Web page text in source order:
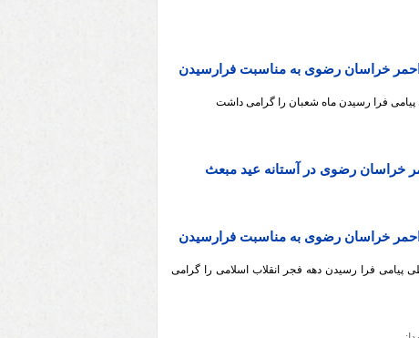
احمر خراسان رضوی به مناسبت فرارسیدن
فرا رسیدن ماه شعبان را گرامی داشت
خراسان رضوی در آستانه عید مبعث
احمر خراسان رضوی به مناسبت فرارسیدن
فرا رسیدن دهه فجر انقلاب اسلامی را گرامی